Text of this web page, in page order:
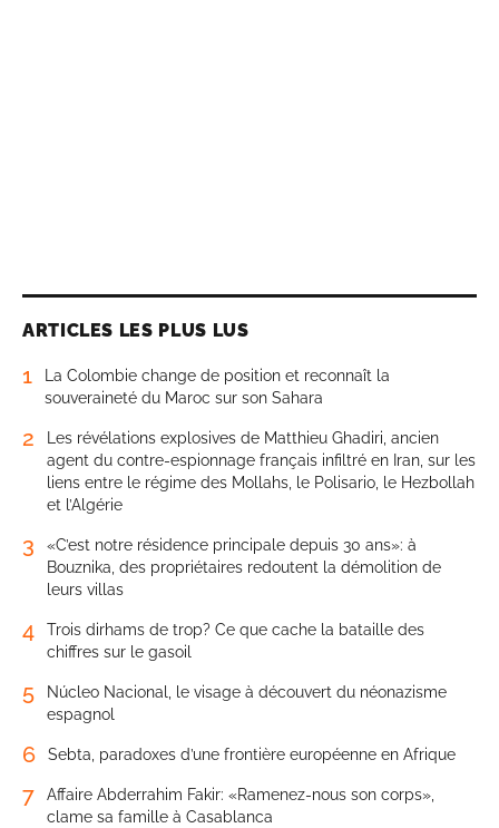
ARTICLES LES PLUS LUS
1
La Colombie change de position et reconnaît la
souveraineté du Maroc sur son Sahara
2
Les révélations explosives de Matthieu Ghadiri, ancien
agent du contre-espionnage français infiltré en Iran, sur les
liens entre le régime des Mollahs, le Polisario, le Hezbollah
et l’Algérie
3
«C’est notre résidence principale depuis 30 ans»: à
Bouznika, des propriétaires redoutent la démolition de
leurs villas
4
Trois dirhams de trop? Ce que cache la bataille des
chiffres sur le gasoil
5
Núcleo Nacional, le visage à découvert du néonazisme
espagnol
6 Sebta, paradoxes d’une frontière européenne en Afrique
7
Affaire Abderrahim Fakir: «Ramenez-nous son corps»,
clame sa famille à Casablanca